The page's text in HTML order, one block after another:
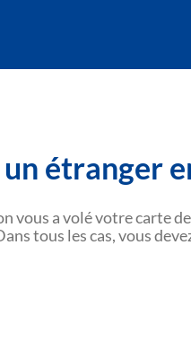
étranger
vous a volé votre carte
tous les cas, vous